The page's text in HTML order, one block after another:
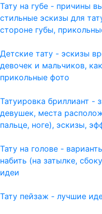
Тату на губе - причины
стильные эскизы для
стороне губы,
Детские тату - эскизы
девочек и мальчиков,
прикольные фото
Татуировка бриллиант -
девушек, места
пальце, ноге), эскизы,
Тату на голове -
набить (на затылке,
идеи
Тату пейзаж - лучшие